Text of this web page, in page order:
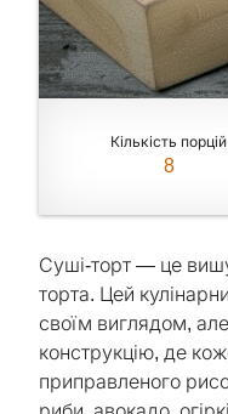
Кількість порцій
8
Суші-торт — це
торта. Цей
своїм виглядом,
конструкцію, де
приправленого